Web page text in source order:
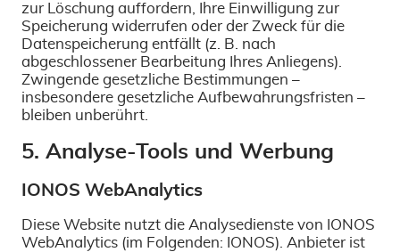
zur Löschung auffordern, Ihre Einwilligung zur
Speicherung widerrufen oder der Zweck für die
Datenspeicherung entfällt (z. B. nach
abgeschlossener Bearbeitung Ihres Anliegens).
Zwingende gesetzliche Bestimmungen –
insbesondere gesetzliche Aufbewahrungsfristen –
bleiben unberührt.
5. Analyse-Tools und Werbung
IONOS WebAnalytics
Diese Website nutzt die Analysedienste von IONOS
WebAnalytics (im Folgenden: IONOS). Anbieter ist